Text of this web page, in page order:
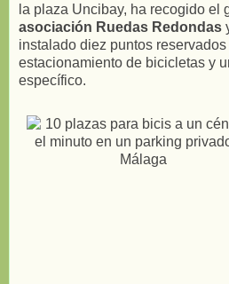
la plaza Uncibay, ha recogido el
asociación Ruedas Redondas
instalado diez puntos reservados
estacionamiento de bicicletas y
específico.